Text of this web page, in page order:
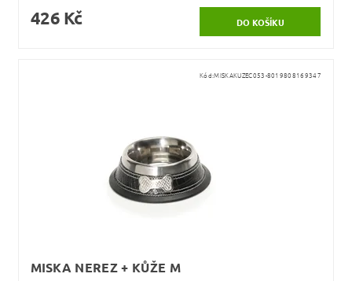
426 Kč
Kód:MISKAKUZEC053-8019808169347
MISKA NEREZ + KŮŽE M